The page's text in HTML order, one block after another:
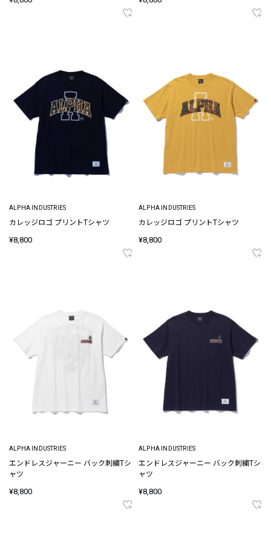
ALPHA INDUSTRIES
カレッジロゴ プリントTシャツ
¥8,800
ALPHA INDUSTRIES
カレッジロゴ プリントTシャツ
¥8,800
ALPHA INDUSTRIES
エンドレスジャーニー バック刺繍Tシ
ャツ
¥8,800
ALPHA INDUSTRIES
エンドレスジャーニー バック刺繍Tシ
ャツ
¥8,800